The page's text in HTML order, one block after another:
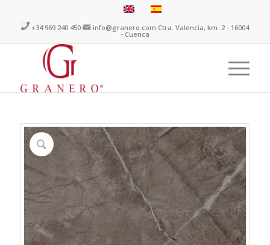
+34 969 240 450 info@granero.com Ctra. Valencia, km. 2 - 16004
- Cuenca